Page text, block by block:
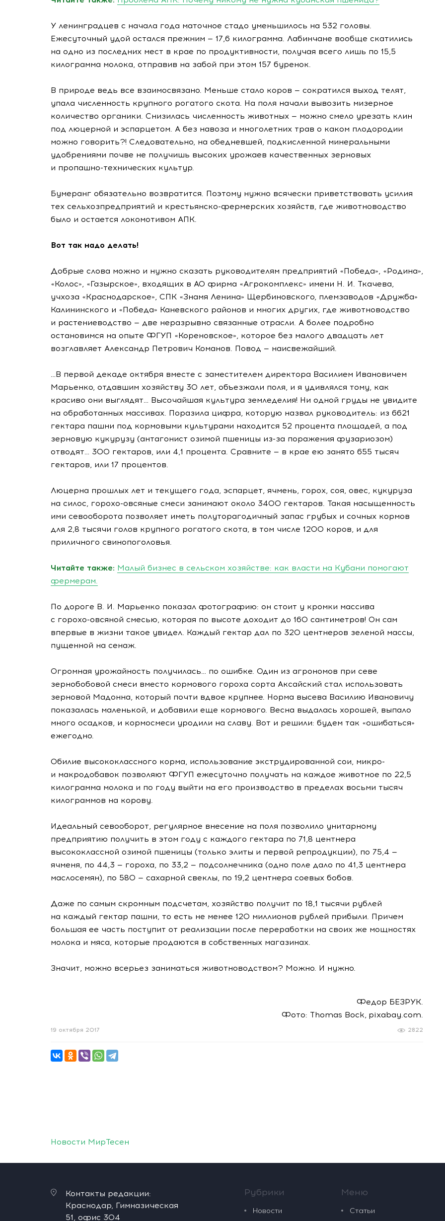
У ленинградцев с начала года маточное стадо уменьшилось на 532 головы.
Ежесуточный удой остался прежним — 17,6 килограмма. Лабинчане вообще скатились
на одно из последних мест в крае по продуктивности, получая всего лишь по 15,5
килограмма молока, отправив на забой при этом 157 буренок.
В природе ведь все взаимосвязано. Меньше стало коров — сократился выход телят,
упала численность крупного рогатого скота. На поля начали вывозить мизерное
количество органики. Снизилась численность животных — можно смело урезать клин
под люцерной и эспарцетом. А без навоза и многолетних трав о каком плодородии
можно говорить?! Следовательно, на обедневшей, подкисленной минеральными
удобрениями почве не получишь высоких урожаев качественных зерновых
и пропашно-технических культур.
Бумеранг обязательно возвратится. Поэтому нужно всячески приветствовать усилия
тех сельхозпредприятий и крестьянско-фермерских хозяйств, где животноводство
было и остается локомотивом АПК.
Вот так надо делать!
Добрые слова можно и нужно сказать руководителям предприятий «Победа», «Родина»,
«Колос», «Газырское», входящих в АО фирма «Агрокомплекс» имени Н. И. Ткачева,
учхоза «Краснодарское», СПК «Знамя Ленина» Щербиновского, племзаводов «Дружба»
Калининского и «Победа» Каневского районов и многих других, где животноводство
и растениеводство — две неразрывно связанные отрасли. А более подробно
остановимся на опыте ФГУП «Кореновское», которое без малого двадцать лет
возглавляет Александр Петрович Команов. Повод — наисвежайший.
…В первой декаде октября вместе с заместителем директора Василием Ивановичем
Марьенко, отдавшим хозяйству 30 лет, объезжали поля, и я удивлялся тому, как
красиво они выглядят… Высочайшая культура земледелия! Ни одной груды не увидите
на обработанных массивах. Поразила цифра, которую назвал руководитель: из 6621
гектара пашни под кормовыми культурами находится 52 процента площадей, а под
зерновую кукурузу (антагонист озимой пшеницы из-за поражения фузариозом)
отводят… 300 гектаров, или 4,1 процента. Сравните — в крае ею занято 655 тысяч
гектаров, или 17 процентов.
Люцерна прошлых лет и текущего года, эспарцет, ячмень, горох, соя, овес, кукуруза
на силос, горохо-овсяные смеси занимают около 3400 гектаров. Такая насыщенность
ими севооборота позволяет иметь полуторагодичный запас грубых и сочных кормов
для 2,8 тысячи голов крупного рогатого скота, в том числе 1200 коров, и для
приличного свинопоголовья.
Читайте также: Малый бизнес в сельском хозяйстве: как власти на Кубани помогают
фермерам.
По дороге В. И. Марьенко показал фотографию: он стоит у кромки массива
с горохо-овсяной смесью, которая по высоте доходит до 160 сантиметров! Он сам
впервые в жизни такое увидел. Каждый гектар дал по 320 центнеров зеленой массы,
пущенной на сенаж.
Огромная урожайность получилась… по ошибке. Один из агрономов при севе
зернобобовой смеси вместо кормового гороха сорта Аксайский стал использовать
зерновой Мадонна, который почти вдвое крупнее. Норма высева Василию Ивановичу
показалась маленькой, и добавили еще кормового. Весна выдалась хорошей, выпало
много осадков, и кормосмеси уродили на славу. Вот и решили: будем так «ошибаться»
ежегодно.
Обилие высококлассного корма, использование экструдированной сои, микро-
и макродобавок позволяют ФГУП ежесуточно получать на каждое животное по 22,5
килограмма молока и по году выйти на его производство в пределах восьми тысяч
килограммов на корову.
Идеальный севооборот, регулярное внесение на поля позволило унитарному
предприятию получить в этом году с каждого гектара по 71,8 центнера
высококлассной озимой пшеницы (только элиты и первой репродукции), по 75,4 —
ячменя, по 44,3 — гороха, по 33,2 — подсолнечника (одно поле дало по 41,3 центнера
маслосемян), по 580 — сахарной свеклы, по 19,2 центнера соевых бобов.
Даже по самым скромным подсчетам, хозяйство получит по 18,1 тысячи рублей
на каждый гектар пашни, то есть не менее 120 миллионов рублей прибыли. Причем
большая ее часть поступит от реализации после переработки на своих же мощностях
молока и мяса, которые продаются в собственных магазинах.
Значит, можно всерьез заниматься животноводством? Можно. И нужно.
Федор БЕЗРУК.
Фото: Thomas Bock, pixabay.com.
2822
19 октября 2017
Новости МирТесен
Контакты редакции:
Краснодар, Гимназическая
51, офис 304
Рубрики
Новости
Меню
Статьи